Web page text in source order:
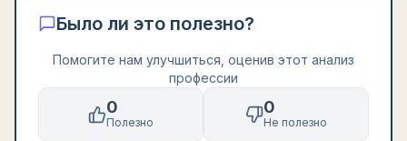
Было ли это полезно?
Помогите нам улучшиться, оценив этот анализ
профессии
0
Полезно
0
Не полезно